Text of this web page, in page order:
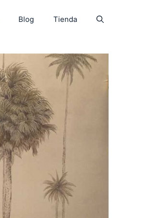
Blog Tienda